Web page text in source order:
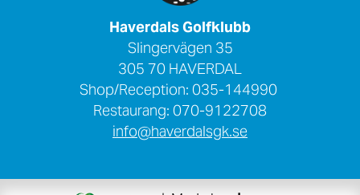
Haverdals Golfklubb
Slingervägen 35
305 70 HAVERDAL
Shop/Reception: 035-144990
Restaurang: 070-9122708
info@haverdalsgk.se